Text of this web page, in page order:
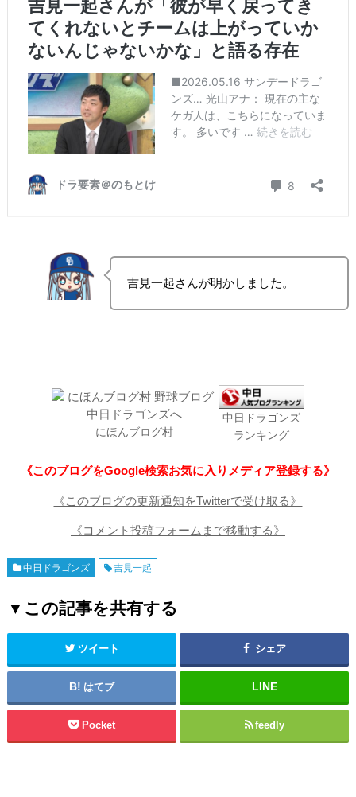
吉見一起さんが明かしました。
にほんブログ村
中日ドラゴンズ
ランキング
《このブログをGoogle検索お気に入りメディア登録する》
《このブログの更新通知をTwitterで受け取る》
《コメント投稿フォームまで移動する》
中日ドラゴンズ 吉見一起
▼この記事を共有する
ツイート シェア
はてブ
Pocket feedly